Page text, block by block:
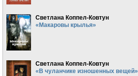
Светлана Коппел-Ковтун
«Макаровы крылья»
Светлана Коппел-Ковтун
«В чуланчике изношенных вещей»